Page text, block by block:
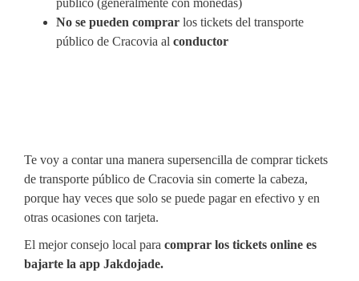
público (generalmente con monedas)
No se pueden comprar los tickets del transporte
público de Cracovia al conductor
Te voy a contar una manera supersencilla de comprar tickets
de transporte público de Cracovia sin comerte la cabeza,
porque hay veces que solo se puede pagar en efectivo y en
otras ocasiones con tarjeta.
El mejor consejo local para comprar los tickets online es
bajarte la app Jakdojade.